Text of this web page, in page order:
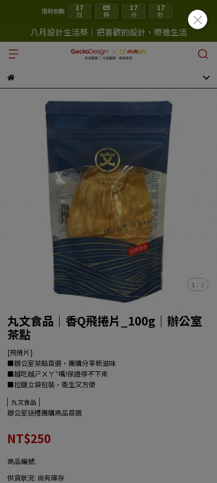
限時倒數 17
日
05
時
17
分
17
秒
八月設計生活祭｜把喜歡的設計，帶進生活
1 / 2
丸文食品｜香Q飛捲片_100g｜辦公室
茶點
[飛捲片]
■辦公室茶點首選，團購分享新滋味
■越吃越ㄕㄨㄚˋ嘴!保證停不下來
■拉鏈立袋包裝，衛生又方便
丸文食品
辦公室送禮團購商品首選
NT$250
商品編號:
供貨狀況: 尚有庫存